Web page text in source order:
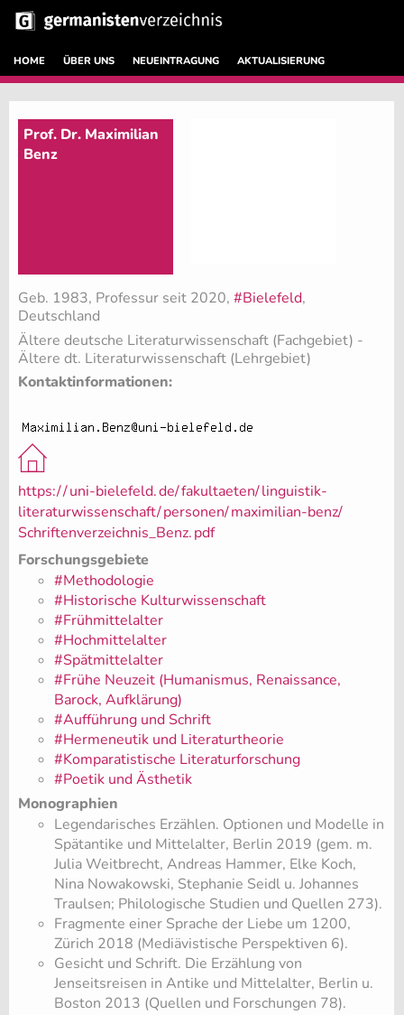
HOME ÜBER UNS NEUEINTRAGUNG AKTUALISIERUNG
Prof. Dr. Maximilian
Benz
Geb. 1983, Professur seit 2020, #Bielefeld,
Deutschland
Ältere deutsche Literaturwissenschaft (Fachgebiet) -
Ältere dt. Literaturwissenschaft (Lehrgebiet)
Kontaktinformationen:
https://uni-bielefeld.de/fakultaeten/linguistik-
literaturwissenschaft/personen/maximilian-benz/
Schriftenverzeichnis_Benz.pdf
Forschungsgebiete
#Methodologie
#Historische Kulturwissenschaft
#Frühmittelalter
#Hochmittelalter
#Spätmittelalter
#Frühe Neuzeit (Humanismus, Renaissance,
Barock, Aufklärung)
#Aufführung und Schrift
#Hermeneutik und Literaturtheorie
#Komparatistische Literaturforschung
#Poetik und Ästhetik
Monographien
Legendarisches Erzählen. Optionen und Modelle in
Spätantike und Mittelalter, Berlin 2019 (gem. m.
Julia Weitbrecht, Andreas Hammer, Elke Koch,
Nina Nowakowski, Stephanie Seidl u. Johannes
Traulsen; Philologische Studien und Quellen 273).
Fragmente einer Sprache der Liebe um 1200,
Zürich 2018 (Mediävistische Perspektiven 6).
Gesicht und Schrift. Die Erzählung von
Jenseitsreisen in Antike und Mittelalter, Berlin u.
Boston 2013 (Quellen und Forschungen 78).